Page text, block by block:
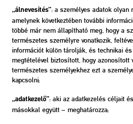
„álnevesítés”: a személyes adatok olyan
amelynek következtében további
többé már nem állapítható meg, hogy a
természetes személyre vonatkozik,
információt külön tárolják, és technikai
megtételével biztosított, hogy azonosított
természetes személyekhez ezt a
kapcsolni;
„adatkezelő”: aki az adatkezelés céljait
másokkal együtt – meghatározza;